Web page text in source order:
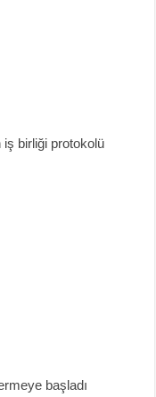
iş birliği protokolü
başladı